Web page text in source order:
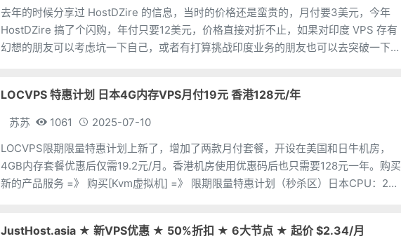
去年的时候分享过 HostDZire 的信息，当时的价格还是蛮贵的，月付要3美元，今年
HostDZire 搞了个闪购，年付只要12美元，价格直接对折不止，如果对印度 VPS 存有
幻想的朋友可以考虑坑一下自己，或者有打算挑战印度业务的朋友也可以去突破一下自
LOCVPS 特惠计划 日本4G内存VPS月付19元 香港128元/年
苏苏 1061
2025-07-10
LOCVPS限期限量特惠计划上新了，增加了两款月付套餐，开设在美国和日牛机房，
4GB内存套餐优惠后仅需19.2元/月。香港机房使用优惠码后也只需要128元一年。购买
新的产品服务 =》 购买[Kvm虚拟机] =》 限期限量特惠计划（秒杀区）日本CPU：2个
JustHost.asia ★ 新VPS优惠 ★ 50%折扣 ★ 6大节点 ★ 起价 $2.34/月